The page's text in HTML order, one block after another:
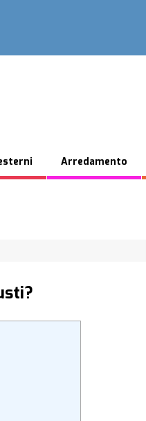
Arredamento